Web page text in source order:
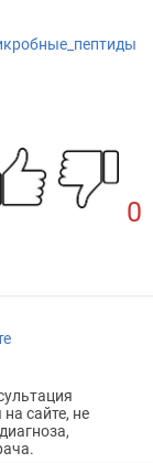
0
сайте, не